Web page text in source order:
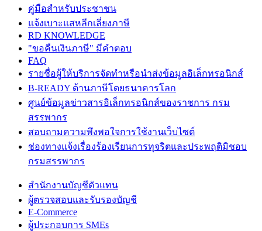
คู่มือสำหรับประชาชน
แจ้งเบาะแสหลีกเลี่ยงภาษี
RD KNOWLEDGE
"ขอคืนเงินภาษี" มีคำตอบ
FAQ
รายชื่อผู้ให้บริการจัดทำหรือนำส่งข้อมูลอิเล็กทรอนิกส์
B-READY ด้านภาษีโดยธนาคารโลก
ศูนย์ข้อมูลข่าวสารอิเล็กทรอนิกส์ของราชการ กรม
สรรพากร
สอบถามความพึงพอใจการใช้งานเว็บไซต์
ช่องทางแจ้งเรื่องร้องเรียนการทุจริตและประพฤติมิชอบ
กรมสรรพากร
สำนักงานบัญชีตัวแทน
ผู้ตรวจสอบและรับรองบัญชี
E-Commerce
ผู้ประกอบการ SMEs